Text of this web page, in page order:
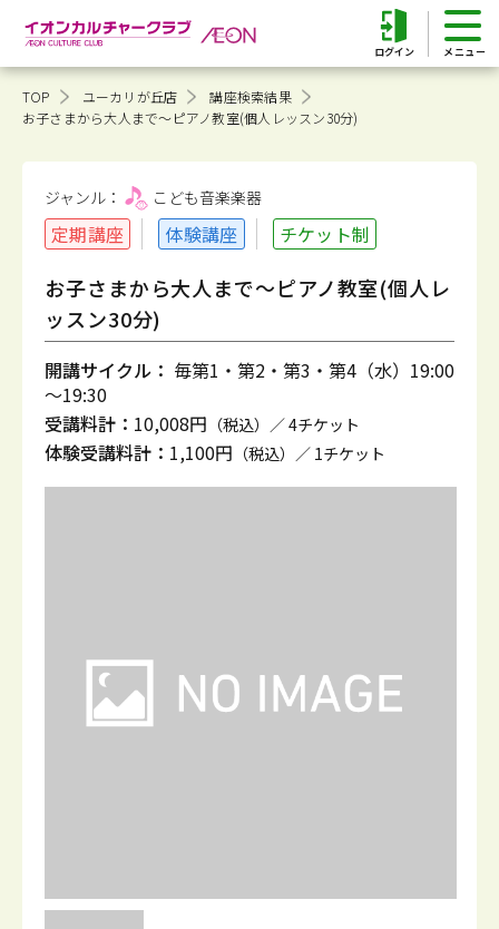
ログイン
TOP ユーカリが丘店
講座検索結果
お子さまから大人まで～ピアノ教室(個人レッスン30分)
ジャンル： こども音楽楽器
定期講座 体験講座 チケット制
お子さまから大人まで～ピアノ教室(個人レ
ッスン30分)
開講サイクル： 毎第1・第2・第3・第4（水）19:00
～19:30
受講料計： 10,008円 （税込）／ 4チケット
体験受講料計： 1,100円 （税込）／ 1チケット